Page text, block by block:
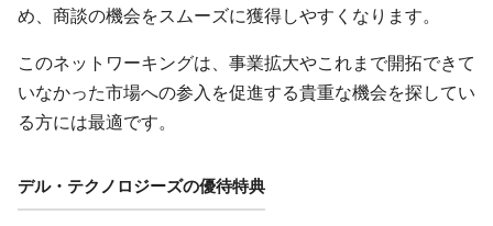
め、商談の機会をスムーズに獲得しやすくなります。
このネットワーキングは、事業拡大やこれまで開拓できて
いなかった市場への参入を促進する貴重な機会を探してい
る方には最適です。
デル・テクノロジーズの優待特典